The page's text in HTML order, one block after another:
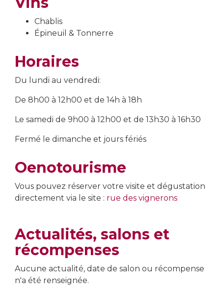
Chablis
Épineuil & Tonnerre
Horaires
Du lundi au vendredi:
De 8h00 à 12h00 et de 14h à 18h
Le samedi de 9h00 à 12h00 et de 13h30 à 16h30
Fermé le dimanche et jours fériés
Oenotourisme
Vous pouvez réserver votre visite et dégustation
directement via le site : rue des vignerons
Actualités, salons et
récompenses
Aucune actualité, date de salon ou récompense
n'a été renseignée.